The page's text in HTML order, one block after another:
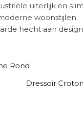
uiterlijk en
woonstijlen.
hecht aan
Rond
Dressoir